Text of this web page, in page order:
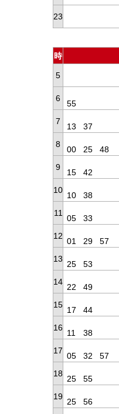
23
時
5
6
55
7
13
37
8
00 25
48
9
15
42
10
10
38
11
05
33
12
01 29
57
13
25
53
14
22
49
15
17
44
16
11
38
17
05 32
57
18
25
55
19
25
56